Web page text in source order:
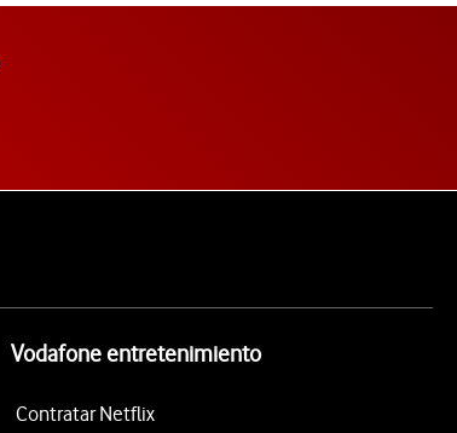
Vodafone entretenimiento
Contratar Netflix